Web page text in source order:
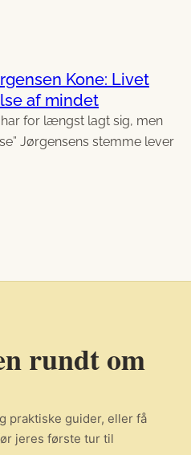
Kone: Livet
af mindet
har for længst lagt sig, men
Jørgensens stemme lever
rundt om
praktiske guider, eller få
jeres første tur til